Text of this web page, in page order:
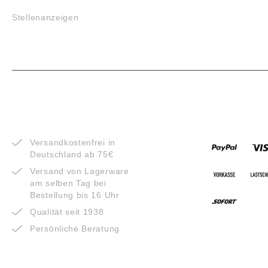
Stellenanzeigen
Versandkostenfrei in
Deutschland ab 75€
Versand von Lagerware
am selben Tag bei
Bestellung bis 16 Uhr
Qualität seit 1938
Persönliche Beratung